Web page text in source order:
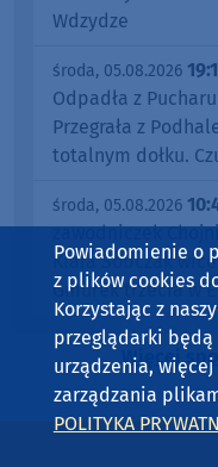
Wdzydze
środa, 05.08.2026
Odpadła z
Przegrała z
totalnym dołku.
środa, 05.08.2026
zawodniczek
Klara Sobczak
Gmurek trzecia w
Więcej
Powiadomienie o
z plików cookies
Korzystając z
przeglądarki będą
urządzenia,
zarządzania
POLITYKA